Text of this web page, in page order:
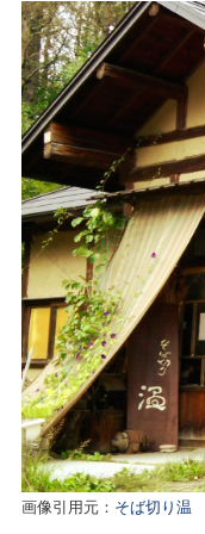
画像引用元： そば切り温